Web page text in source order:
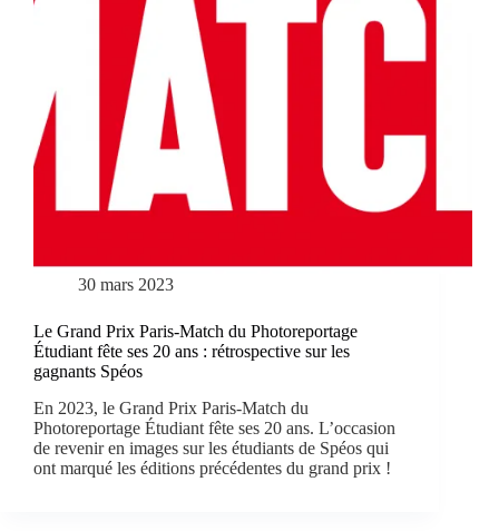
30 mars 2023
Le Grand Prix Paris-Match du Photoreportage
Étudiant fête ses 20 ans : rétrospective sur les
gagnants Spéos
En 2023, le Grand Prix Paris-Match du
Photoreportage Étudiant fête ses 20 ans. L’occasion
de revenir en images sur les étudiants de Spéos qui
ont marqué les éditions précédentes du grand prix !